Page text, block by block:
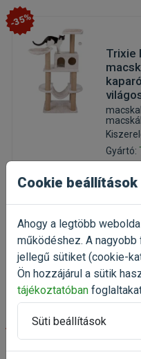
-35%
Trixie
Gyártó:
52
-35%
Cookie beállítások
Ahogy a legtöbb
működéshez. A
jellegű sütiket (cookie-
Ön hozzájárul a sütik
tájékoztatóban
Süti beállítások